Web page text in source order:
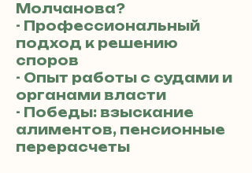
Молчанова?
- Профессиональный
подход к решению
споров
- Опыт работы с судами и
органами власти
- Победы: взыскание
алиментов, пенсионные
перерасчеты